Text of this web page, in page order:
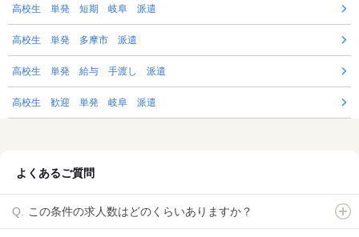
高校生 単発 短期 岐阜 派遣
高校生 単発 多摩市 派遣
高校生 単発 給与 手渡し 派遣
高校生 歓迎 単発 岐阜 派遣
よくあるご質問
この条件の求人数はどのくらいありますか？